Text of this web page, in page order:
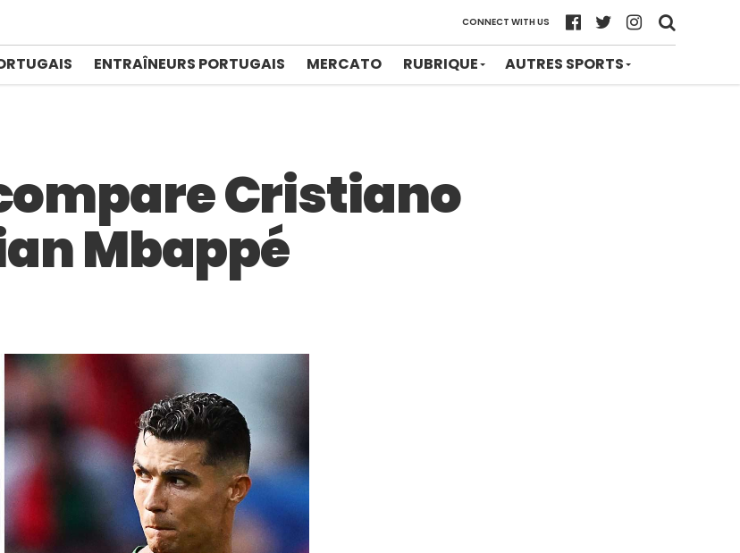
CONNECT WITH US
ENTRAÎNEURS PORTUGAIS MERCATO RUBRIQUE AUTRES SPORTS
Cristiano
Mbappé